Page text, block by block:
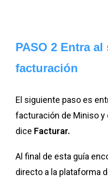
PASO 2 Entra
facturación
El siguiente paso es
facturación de Miniso y
dice Facturar.
Al final de esta guía
directo a la plataforma